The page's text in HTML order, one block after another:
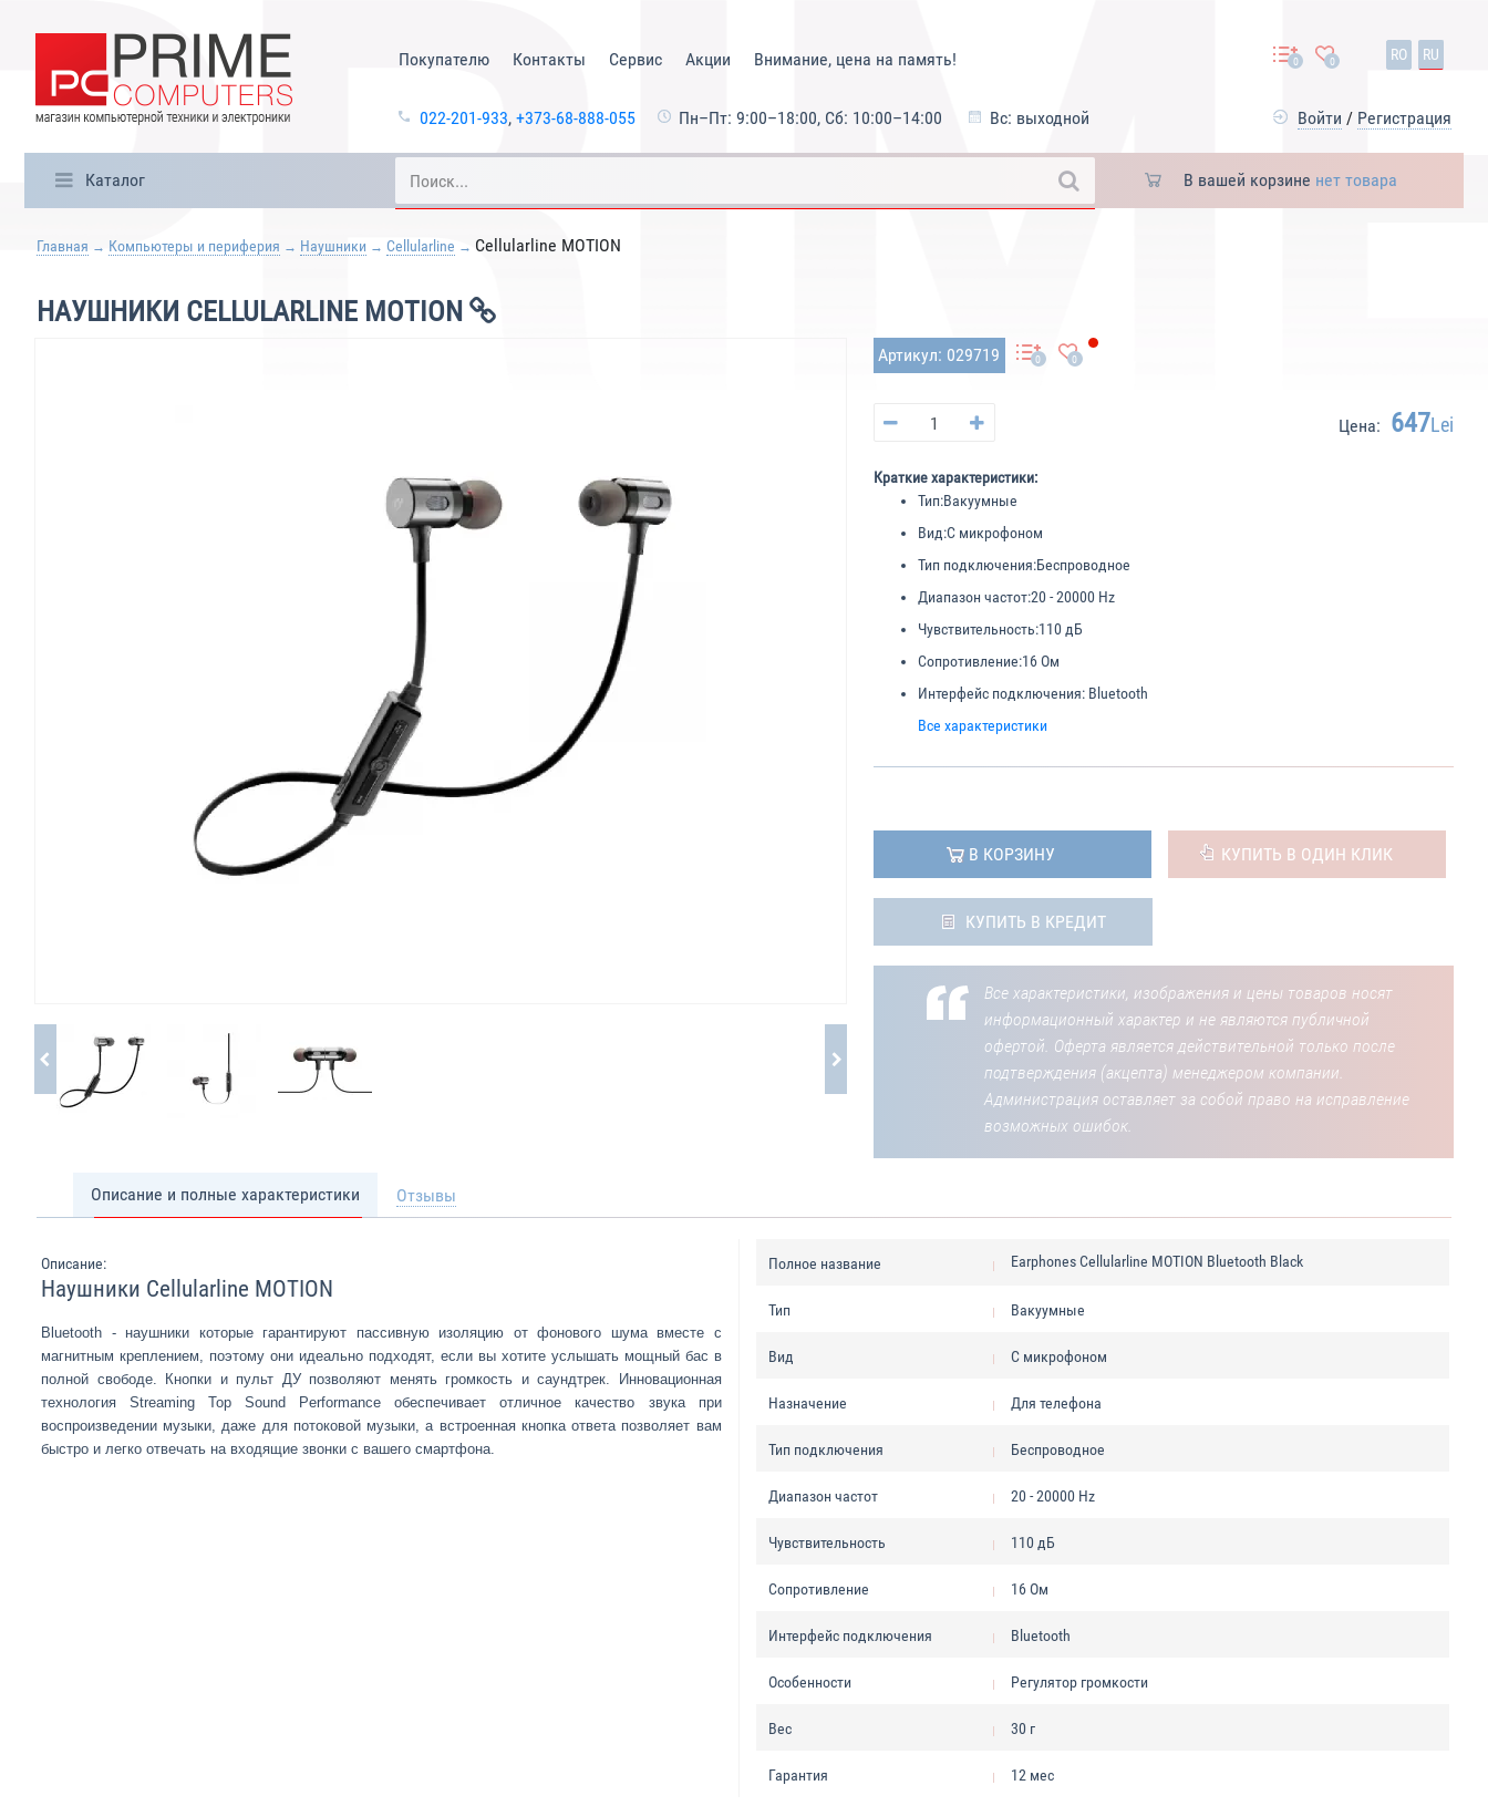
Покупателю Контакты Сервис Акции Внимание, цена на память!
022-201-933, +373-68-888-055 Пн–Пт: 9:00–18:00, Сб: 10:00–14:00 Вс: выходной
0 0 RO RU
Войти / Регистрация
Каталог В вашей корзине нет товара
Главная Компьютеры и периферия Наушники Cellularline Cellularline MOTION
НАУШНИКИ CELLULARLINE MOTION
Артикул: 029719 0 0
Цена: 647Lei
Краткие характеристики:
Тип:Вакуумные
Вид:С микрофоном
Тип подключения:Беспроводное
Диапазон частот:20 - 20000 Hz
Чувствительность:110 дБ
Сопротивление:16 Ом
Интерфейс подключения:Bluetooth
Все характеристики
В КОРЗИНУ КУПИТЬ В ОДИН КЛИК
КУПИТЬ В КРЕДИТ
Все характеристики, изображения и цены товаров носят
информационный характер и не являются публичной
офертой. Оферта является действительной только после
подтверждения (акцепта) менеджером компании.
Администрация оставляет за собой право на исправление
возможных ошибок.
Описание и полные характеристики Отзывы
Описание:
Наушники Cellularline MOTION
Bluetooth - наушники которые гарантируют пассивную изоляцию от фонового шума вместе с
магнитным креплением, поэтому они идеально подходят, если вы хотите услышать мощный бас в
полной свободе.
Кнопки и пульт ДУ позволяют менять громкость и саундтрек. Инновационная
технология Streaming Top Sound Performance обеспечивает отличное качество звука при
воспроизведении музыки, даже для потоковой музыки, а встроенная кнопка ответа позволяет вам
быстро и легко отвечать на входящие звонки с вашего смартфона.
Полное название Earphones Cellularline MOTION Bluetooth Black
Тип Вакуумные
Вид С микрофоном
Назначение Для телефона
Тип подключения Беспроводное
Диапазон частот 20 - 20000 Hz
Чувствительность 110 дБ
Сопротивление 16 Ом
Интерфейс подключения Bluetooth
Особенности Регулятор громкости
Вес 30 г
Гарантия 12 мес